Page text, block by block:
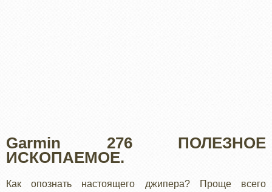
Garmin 276 ПОЛЕЗНОЕ
ИСКОПАЕМОЕ.
Как опознать настоящего джипера? Проще всего